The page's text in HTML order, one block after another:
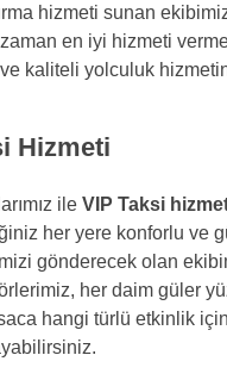
hizmeti sunan
en iyi hizmeti
kaliteli yolculuk
Hizmeti
ile VIP Taksi
her yere konforlu ve
gönderecek olan
her daim güler
hangi türlü etkinlik